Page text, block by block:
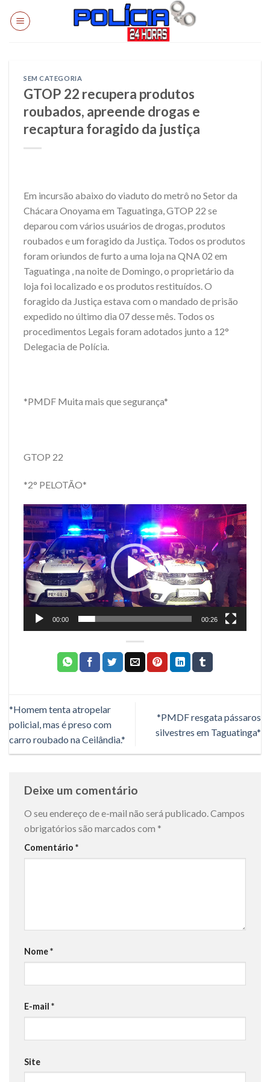
SEM CATEGORIA
GTOP 22 recupera produtos
roubados, apreende drogas e
recaptura foragido da justiça
Em incursão abaixo do viaduto do metrô no Setor da
Chácara Onoyama em Taguatinga, GTOP 22 se
deparou com vários usuários de drogas, produtos
roubados e um foragido da Justiça. Todos os produtos
foram oriundos de furto a uma loja na QNA 02 em
Taguatinga , na noite de Domingo, o proprietário da
loja foi localizado e os produtos restituídos. O
foragido da Justiça estava com o mandado de prisão
expedido no último dia 07 desse mês. Todos os
procedimentos Legais foram adotados junto a 12°
Delegacia de Polícia.
*PMDF Muita mais que segurança*
GTOP 22
*2° PELOTÃO*
Tocador
de
vídeo
00:00 00:26
*Homem tenta atropelar
policial, mas é preso com
carro roubado na Ceilândia.*
*PMDF resgata pássaros
silvestres em Taguatinga*
Deixe um comentário
O seu endereço de e-mail não será publicado.Campos
obrigatórios são marcados com *
Comentário *
Nome*
E-mail *
Site